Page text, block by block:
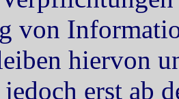
von
hiervon
erst ab